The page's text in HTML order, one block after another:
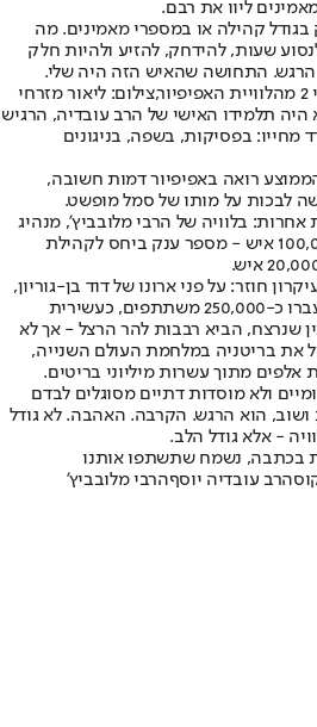
בגודל קהילה או במספרי מאמינים. מה
שעות, להידחק, להזיע ולהיות חלק
התחושה שהאיש הזה היה שלי.
תלמידו האישי של הרב עובדיה, הרגיש
מחייו: בפסיקות, בשפה, בניגונים
רואה באפיפיור דמות חשובה,
לבכות על מותו של סמל מופשט.
בלוויה של הרבי מלובביץ', מנהיג
חסידות חב"ד, השתתפו כ-100,000 איש - מספר ענק ביחס לקהילת
חוזר: על פני ארונו של דוד בן-גוריון,
ראש ממשלת ישראל הראשון, עברו כ-250,000 משתתפים, כעשירית
שנרצח, הביא רבבות להר הרצל - אך לא
את בריטניה במלחמת העולם השנייה,
אלפים מתוך עשרות מיליוני בריטים.
ולא מוסדות דתיים מסוגלים לבדם
ושוב, הוא הרגש. הקרבה. האהבה. לא גודל
- אלא גודל הלב.
בכתבה, נשמח שתשתפו אותנו
הרב עובדיה יוסףהרבי מלובביץ'